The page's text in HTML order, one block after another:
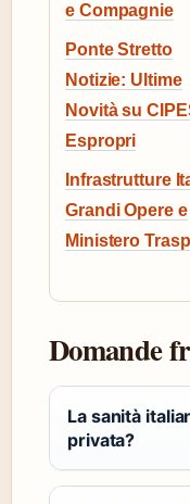
e Compagnie
Ponte Stretto
Notizie: Ultime
Novità su
Espropri
Infrastrutture
Grandi Opere e
Ministero
Domande
La sanità
privata?